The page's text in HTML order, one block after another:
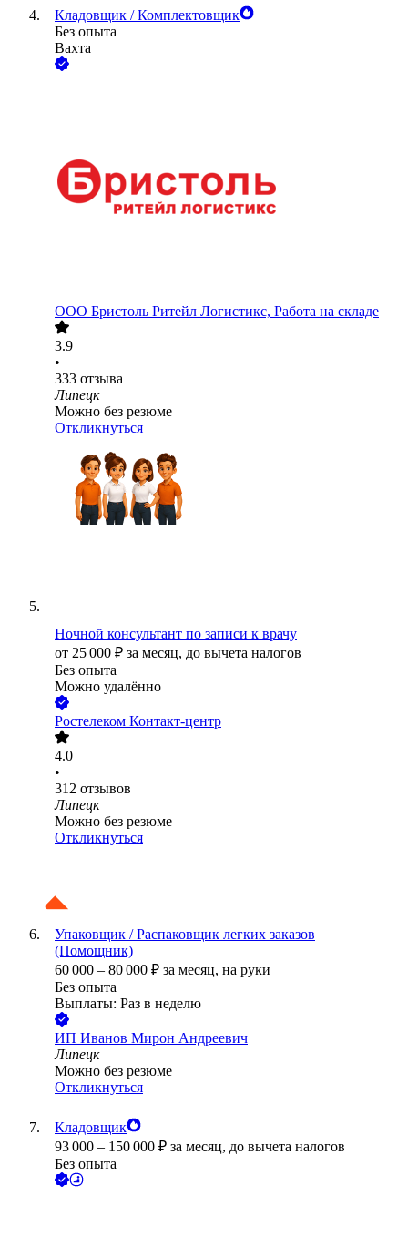
Кладовщик / Комплектовщик
Без опыта
Вахта
ООО Бристоль Ритейл Логистикс, Работа на складе
3.9
•
333 отзыва
Липецк
Можно без резюме
Откликнуться
Ночной консультант по записи к врачу
от 25 000 ₽ за месяц, до вычета налогов
Без опыта
Можно удалённо
Ростелеком Контакт-центр
4.0
•
312 отзывов
Липецк
Можно без резюме
Откликнуться
Упаковщик / Распаковщик легких заказов
(Помощник)
60 000 – 80 000 ₽ за месяц, на руки
Без опыта
Выплаты: Раз в неделю
ИП Иванов Мирон Андреевич
Липецк
Можно без резюме
Откликнуться
Кладовщик
93 000 – 150 000 ₽ за месяц, до вычета налогов
Без опыта